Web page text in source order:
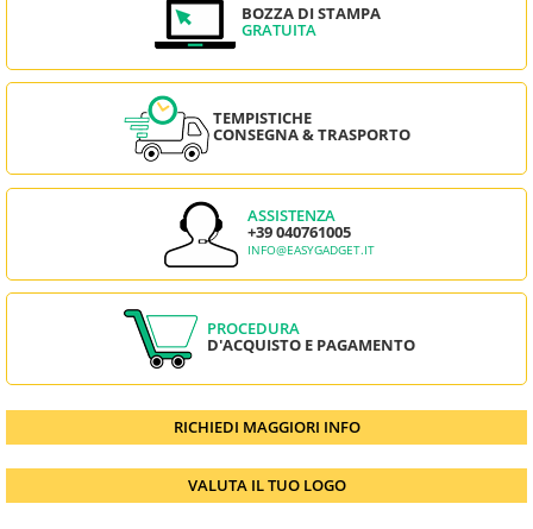
BOZZA DI STAMPA
GRATUITA
TEMPISTICHE
CONSEGNA & TRASPORTO
ASSISTENZA
+39 040761005
INFO@EASYGADGET.IT
PROCEDURA
D'ACQUISTO E PAGAMENTO
RICHIEDI MAGGIORI INFO
VALUTA IL TUO LOGO